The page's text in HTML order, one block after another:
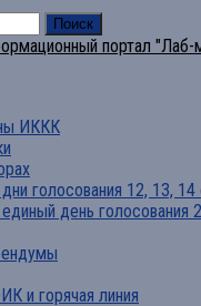
портал "Лаб-
ИККК
голосования 12, 13,
день голосования
и горячая линия